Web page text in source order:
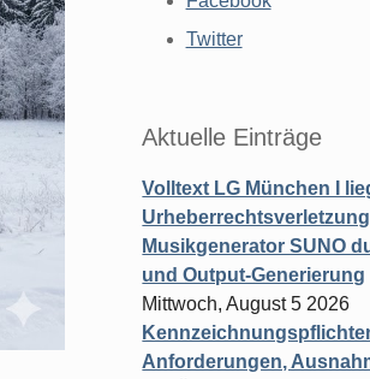
Twitter
Aktuelle Einträge
Volltext LG München I
Musikgenerator SUNO
und Output-Generierung
Mittwoch, August 5 2026
Anforderungen,